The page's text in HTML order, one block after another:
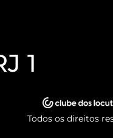
1
Todos os direitos